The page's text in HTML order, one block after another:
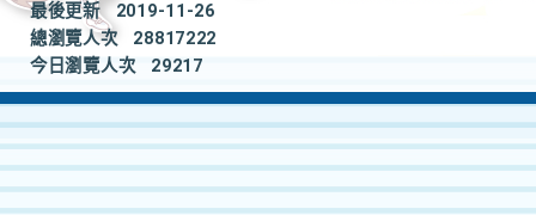
最後更新
2019-11-26
總瀏覽人次
28817222
今日瀏覽人次
29217